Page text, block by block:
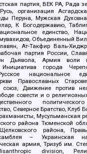
партия, ВЕК РА, Рада
организация
Перуна, Мужская
К Богодержавию,
единство,
Объединенный
Ат-Такфир Валь-
партия России,
Дьявола, Армия воли
Инициатива города
национальное
Православных
союз, Движение против
совести и о
Северное Братство, Клуб
Мусульманская
района Тюменской
района,
– Украинская
армия, Тризуб им.
division,